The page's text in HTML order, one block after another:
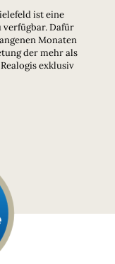
ist eine
Dafür
Monaten
der mehr als
exklusiv